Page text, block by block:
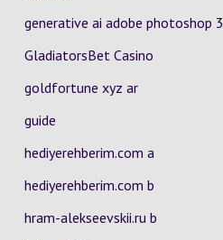
generative ai adobe photoshop 3
GladiatorsBet Casino
goldfortune xyz ar
guide
hediyerehberim.com a
hediyerehberim.com b
hram-alekseevskii.ru b